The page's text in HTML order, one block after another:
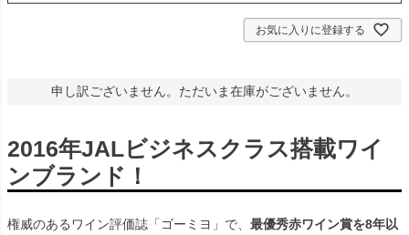
お気に入りに登録する
申し訳ございません。ただいま在庫がございません。
2016年JALビジネスクラス搭載ワイ
ンブランド！
権威のあるワイン評価誌「ゴーミヨ」で、 最優秀赤ワイン賞を8年以